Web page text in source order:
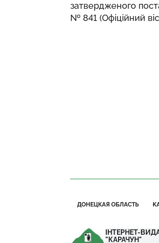
затвердженого
№ 841 (Офіційний
ДОНЕЦКАЯ ОБЛАСТЬ
ІНТЕРНЕТ-
"КАРАЧУН"